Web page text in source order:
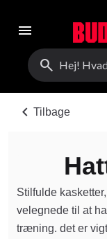
menu
search
chevron_left Tilbage
Stilfulde
velegnede til at
træning. det er